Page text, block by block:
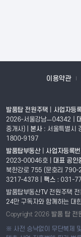
이용약관
발품탑 전원주택 사업자등
2026-서울강남ㅡ04342 |
중개사)
본사: 서울특별시
1800-9197
발품탑부동산|사업자등록
2023-00046호 |
대표 공인
북한강로 755 (문호리 790-
3217-4378 | 팩스 : 031-
발품탑부동산TV 전원주택
24만 구독자와 함께하는 대
Copyright 2026 발품 탑 전
※ 사전 승낙없이 무단복제
주변 다른 매물
발품탑 전원주택 |사업자등
2026-서울강남ㅡ04342 |
인중개사)|본사: 서울특별
: 1800-9197
발품탑부동산|사업자등록
41830-2023-00046호 |
휴대전화: 010-3217-